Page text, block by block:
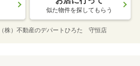
似た物件を探してもらう
（株）不動産のデパートひろた 守恒店